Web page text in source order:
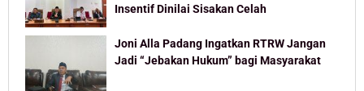
Insentif Dinilai Sisakan Celah
Joni Alla Padang Ingatkan RTRW Jangan
Jadi “Jebakan Hukum” bagi Masyarakat